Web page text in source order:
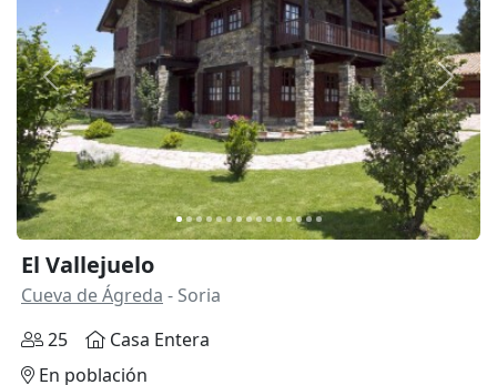
Anterior
El Vallejuelo
Cueva de Ágreda - Soria
25
Casa Entera
En población